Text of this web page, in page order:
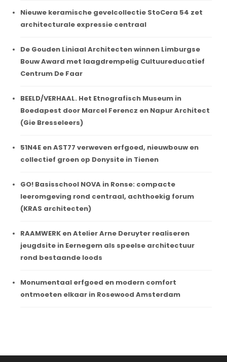
Nieuwe keramische gevelcollectie StoCera 54 zet
architecturale expressie centraal
De Gouden Liniaal Architecten winnen Limburgse
Bouw Award met laagdrempelig Cultuureducatief
Centrum De Faar
BEELD/VERHAAL. Het Etnografisch Museum in
Boedapest door Marcel Ferencz en Napur Architect
(Gie Bresseleers)
51N4E en AST77 verweven erfgoed, nieuwbouw en
collectief groen op Donysite in Tienen
GO! Basisschool NOVA in Ronse: compacte
leeromgeving rond centraal, achthoekig forum
(KRAS architecten)
RAAMWERK en Atelier Arne Deruyter realiseren
jeugdsite in Eernegem als speelse architectuur
rond bestaande loods
Monumentaal erfgoed en modern comfort
ontmoeten elkaar in Rosewood Amsterdam